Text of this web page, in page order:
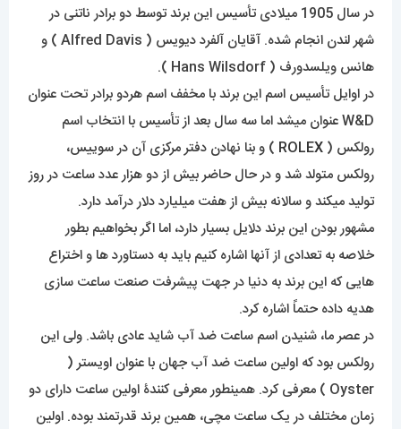
در سال 1905 میلادی تأسیس این برند توسط دو برادر ناتنی در
شهر لندن انجام شده. آقایان آلفرد دیویس ( Alfred Davis ) و
هانس ویلسدورف ( Hans Wilsdorf ).
در اوایل تأسیس اسم این برند با مخفف اسم هردو برادر تحت عنوان
W&D عنوان میشد اما سه سال بعد از تأسیس با انتخاب اسم
رولکس ( ROLEX ) و بنا نهادن دفتر مرکزی آن در سوییس،
رولکس متولد شد و در حال حاضر بیش از دو هزار عدد ساعت در روز
تولید میکند و سالانه بیش از هفت میلیارد دلار درآمد دارد.
مشهور بودن این برند دلایل بسیار دارد، اما اگر بخواهیم بطور
خلاصه به تعدادی از آنها اشاره کنیم باید به دستاورد ها و اختراع
هایی که این برند به دنیا در جهت پیشرفت صنعت ساعت سازی
هدیه داده حتماً اشاره کرد.
در عصر ما، شنیدن اسم ساعت ضد آب شاید عادی باشد. ولی این
رولکس بود که اولین ساعت ضد آب جهان با عنوان اویستر (
Oyster ) معرفی کرد. همینطور معرفی کنندۀ اولین ساعت دارای دو
زمان مختلف در یک ساعت مچی، همین برند قدرتمند بوده. اولین